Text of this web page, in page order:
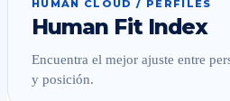
HUMAN CLOUD / PERFILES
Human Fit Index
Encuentra el mejor ajuste entre
y posición.